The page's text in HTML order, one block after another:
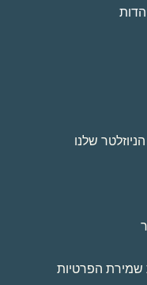
שלנו
שמירת הפרטיות